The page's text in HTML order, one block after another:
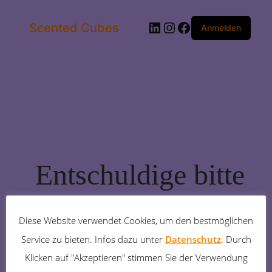
Scented Cubes LinkedIn
Instagram
Facebook
Anmelden
Entschuldige bitte
die
Unannehmlichkeiten!
Diese Website verwendet Cookies, um den bestmöglichen
Service zu bieten. Infos dazu unter Datenschutz. Durch
Klicken auf "Akzeptieren" stimmen Sie der Verwendung